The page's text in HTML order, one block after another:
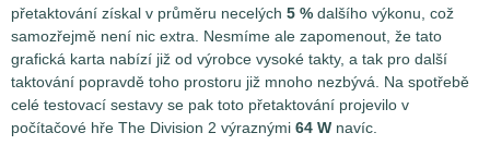
přetaktování získal v průměru necelých 5 % dalšího výkonu, což
samozřejmě není nic extra. Nesmíme ale zapomenout, že tato
grafická karta nabízí již od výrobce vysoké takty, a tak pro další
taktování popravdě toho prostoru již mnoho nezbývá. Na spotřebě
celé testovací sestavy se pak toto přetaktování projevilo v
počítačové hře The Division 2 výraznými 64 W navíc.